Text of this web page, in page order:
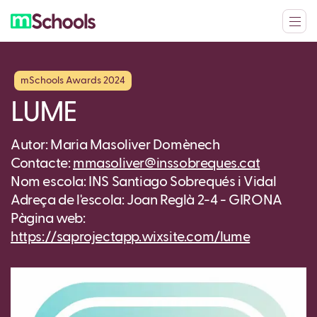
mSchools Awards 2024
LUME
Autor: Maria Masoliver Domènech
Contacte: mmasoliver@inssobreques.cat
Nom escola: INS Santiago Sobrequés i Vidal
Adreça de l'escola: Joan Reglà 2-4 - GIRONA
Pàgina web:
https://saprojectapp.wixsite.com/lume